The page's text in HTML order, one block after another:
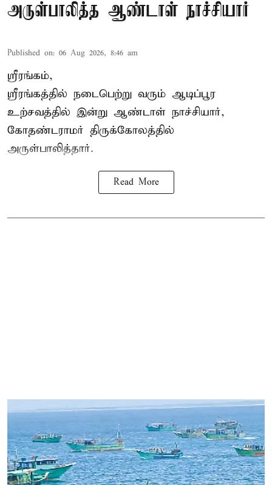
அருள்பாலித்த ஆண்டாள் நாச்சியார்
Published on: 06 Aug 2026, 8:46 am
ஸ்ரீரங்கம்,
ஸ்ரீரங்கத்தில் நடைபெற்று வரும் ஆடிப்பூர
உற்சவத்தில் இன்று ஆண்டாள் நாச்சியார்,
கோதண்டராமர் திருக்கோலத்தில்
அருள்பாலித்தார்.
Read More